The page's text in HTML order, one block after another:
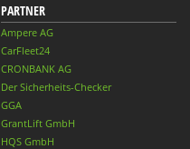
PARTNER
Ampere AG
CarFleet24
CRONBANK AG
Der Sicherheits-Checker
GGA
GrantLift GmbH
HQS GmbH